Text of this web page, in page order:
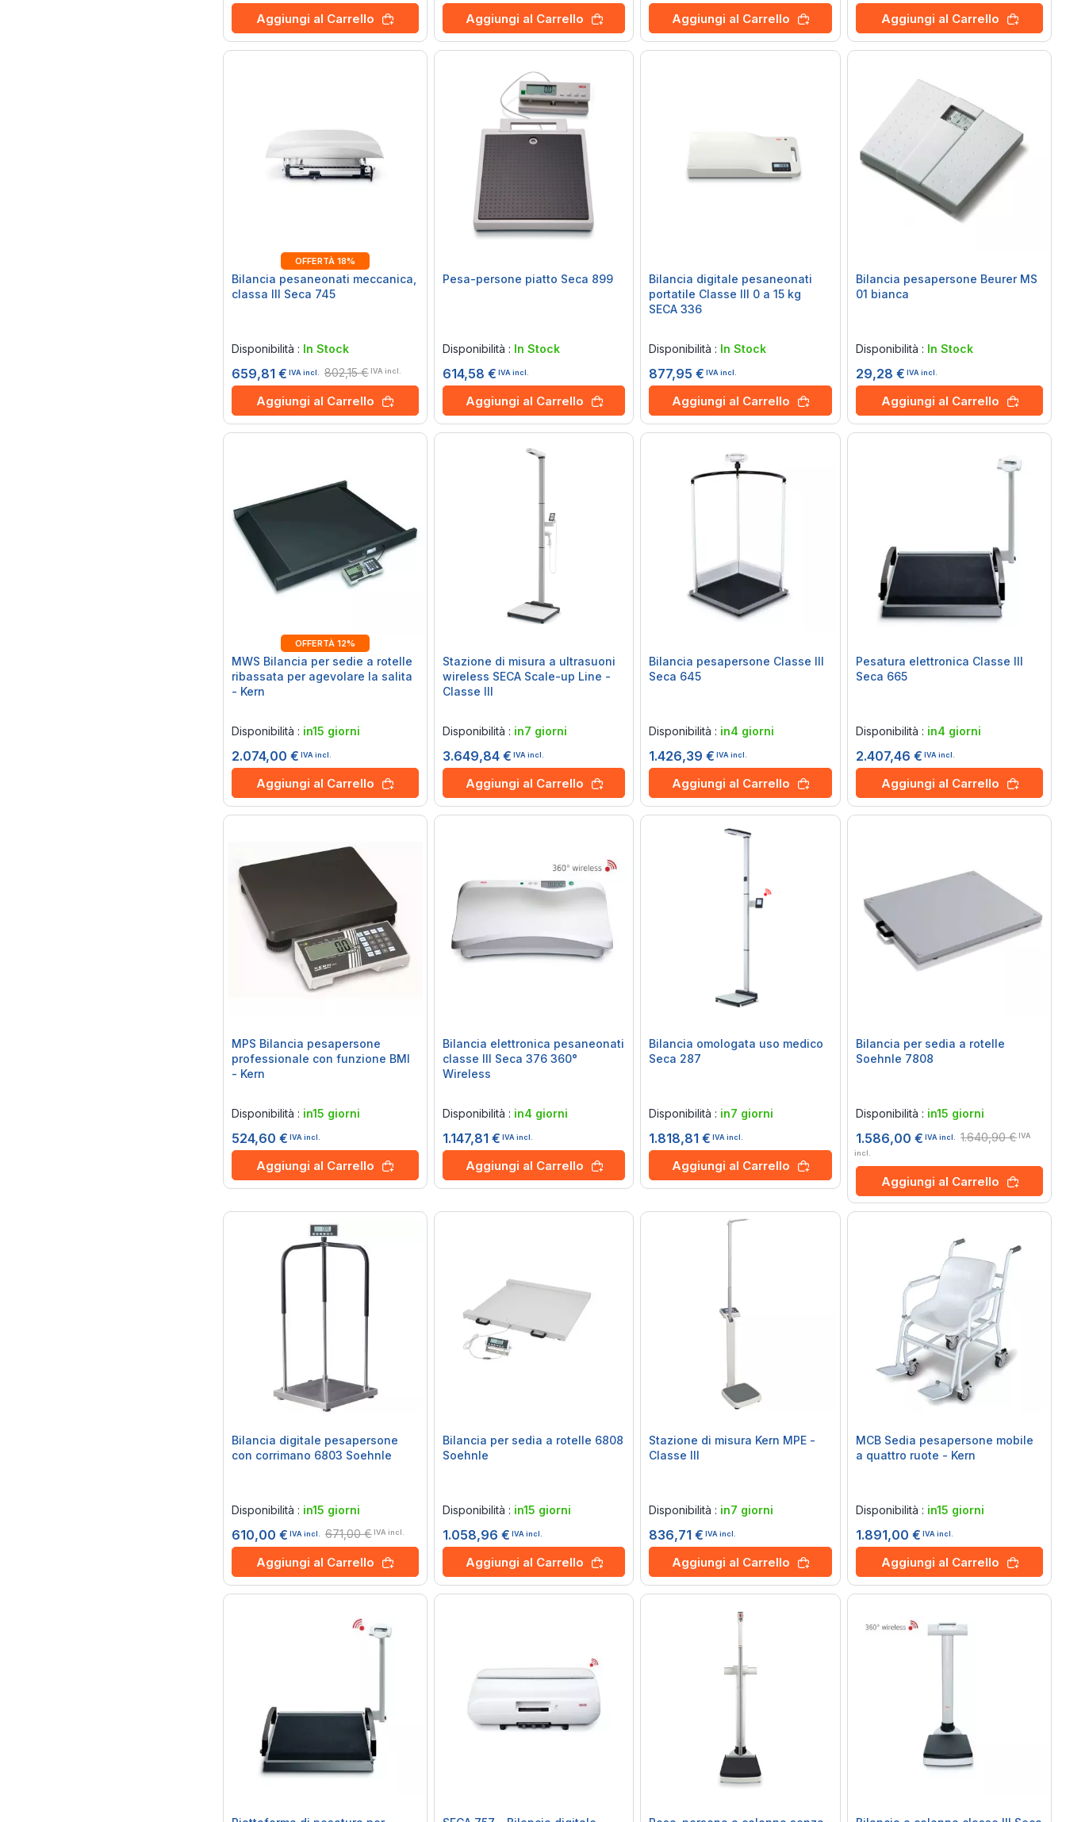
Aggiungi al Carrello Aggiungi al Carrello Aggiungi al Carrello Aggiungi al Carrello
OFFERTÀ 18%
Bilancia pesaneonati meccanica,
classa III Seca 745
Disponibilità : In Stock
659,81 € IVA incl. 802,15 € IVA incl.
Aggiungi al Carrello
Pesa-persone piatto Seca 899
Disponibilità : In Stock
614,58 € IVA incl.
Aggiungi al Carrello
Bilancia digitale pesaneonati
portatile Classe III 0 a 15 kg
SECA 336
Disponibilità : In Stock
877,95 € IVA incl.
Aggiungi al Carrello
Bilancia pesapersone Beurer MS
01 bianca
Disponibilità : In Stock
29,28 € IVA incl.
Aggiungi al Carrello
OFFERTÀ 12%
MWS Bilancia per sedie a rotelle
ribassata per agevolare la salita
- Kern
Disponibilità : in15 giorni
2.074,00 € IVA incl.
Aggiungi al Carrello
Stazione di misura a ultrasuoni
wireless SECA Scale-up Line -
Classe III
Disponibilità : in7 giorni
3.649,84 € IVA incl.
Aggiungi al Carrello
Bilancia pesapersone Classe III
Seca 645
Disponibilità : in4 giorni
1.426,39 € IVA incl.
Aggiungi al Carrello
Pesatura elettronica Classe III
Seca 665
Disponibilità : in4 giorni
2.407,46 € IVA incl.
Aggiungi al Carrello
MPS Bilancia pesapersone
professionale con funzione BMI
- Kern
Disponibilità : in15 giorni
524,60 € IVA incl.
Aggiungi al Carrello
Bilancia elettronica pesaneonati
classe III Seca 376 360°
Wireless
Disponibilità : in4 giorni
1.147,81 € IVA incl.
Aggiungi al Carrello
Bilancia omologata uso medico
Seca 287
Disponibilità : in7 giorni
1.818,81 € IVA incl.
Aggiungi al Carrello
Bilancia per sedia a rotelle
Soehnle 7808
Disponibilità : in15 giorni
1.586,00 € IVA incl. 1.640,90 € IVA
incl.
Aggiungi al Carrello
Bilancia digitale pesapersone
con corrimano 6803 Soehnle
Disponibilità : in15 giorni
610,00 € IVA incl. 671,00 € IVA incl.
Aggiungi al Carrello
Bilancia per sedia a rotelle 6808
Soehnle
Disponibilità : in15 giorni
1.058,96 € IVA incl.
Aggiungi al Carrello
Stazione di misura Kern MPE -
Classe III
Disponibilità : in7 giorni
836,71 € IVA incl.
Aggiungi al Carrello
MCB Sedia pesapersone mobile
a quattro ruote - Kern
Disponibilità : in15 giorni
1.891,00 € IVA incl.
Aggiungi al Carrello